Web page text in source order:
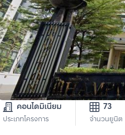
คอนโดมิเนียม
ประเภทโครงการ
73
จำนวนยูนิต